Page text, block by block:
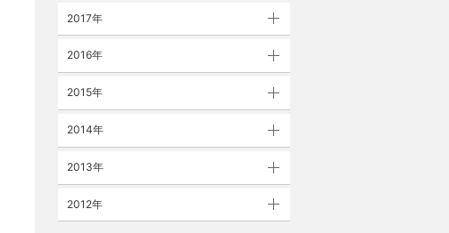
2017年
2016年
2015年
2014年
2013年
2012年